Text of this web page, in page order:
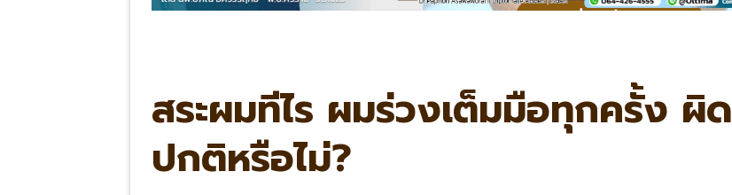
สระผมทีไร ผมร่วงเต็มมือทุกครั้ง ผิด
ปกติหรือไม่?